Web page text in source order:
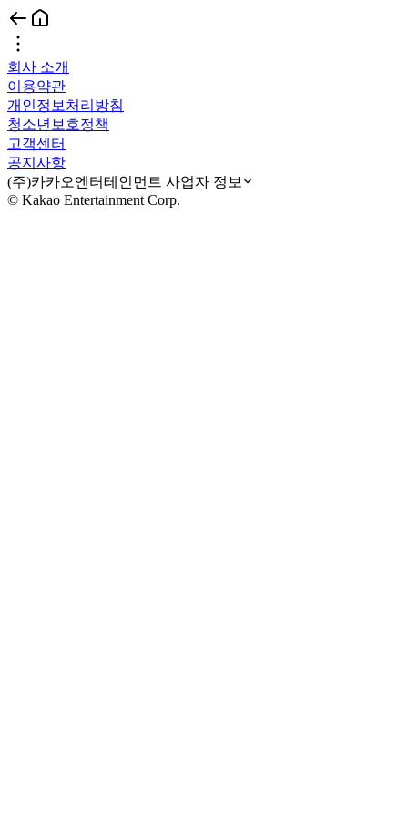
회사 소개
이용약관
개인정보처리방침
청소년보호정책
고객센터
공지사항
(주)카카오엔터테인먼트 사업자 정보
© Kakao Entertainment Corp.